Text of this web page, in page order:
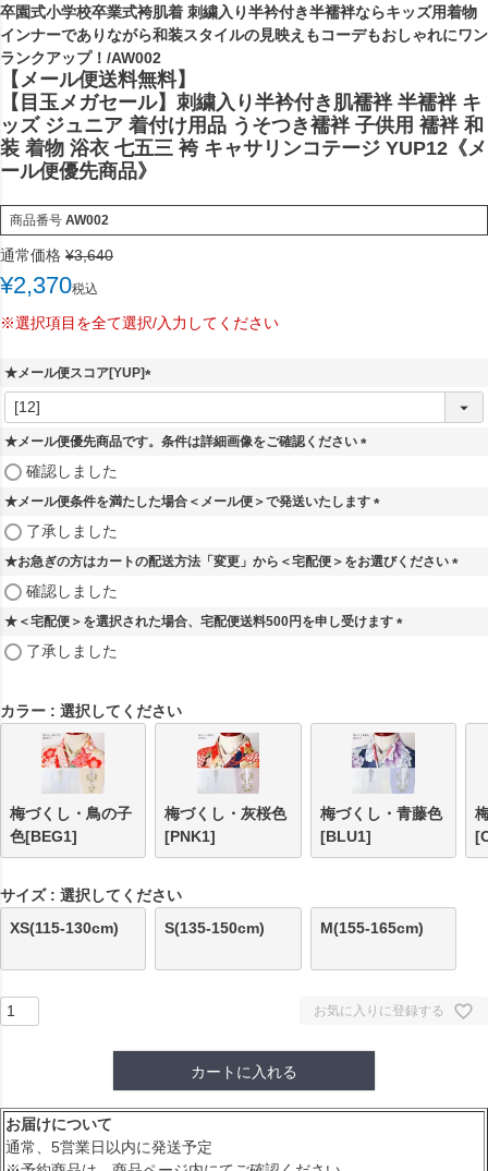
卒園式小学校卒業式袴肌着 刺繍入り半衿付き半襦袢ならキッズ用着物
インナーでありながら和装スタイルの見映えもコーデもおしゃれにワン
ランクアップ！/AW002
【メール便送料無料】
【目玉メガセール】刺繍入り半衿付き肌襦袢 半襦袢 キ
ッズ ジュニア 着付け用品 うそつき襦袢 子供用 襦袢 和
装 着物 浴衣 七五三 袴 キャサリンコテージ YUP12《メ
ール便優先商品》
商品番号 AW002
通常価格 ¥3,640
¥2,370税込
※選択項目を全て選択/入力してください
★メール便スコア[YUP]
(
須
★メール便優先商品です。条件は詳細画像をご確認ください
須
確認しました
★メール便条件を満たした場合＜メール便＞で発送いたします
須
了承しました
★お急ぎの方はカートの配送方法「変更」から＜宅配便＞をお選びください
確認しました
★＜宅配便＞を選択された場合、宅配便送料500円を申し受けます
了承しました
カラー 選択してください
梅づくし・鳥の子
色[BEG1]
梅づくし・灰桜色
[PNK1]
梅づくし・青藤色
[BLU1]
サイズ
選択してください
XS(115-130cm)
S(135-150cm) M(155-165cm)
お気に入りに登録する
カートに入れる
お届けについて
通常、5営業日以内に発送予定